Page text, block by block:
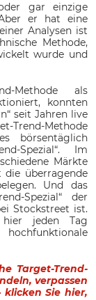
gar einzige
er hat eine
Analysen ist
Methode,
wurde und
Methode als
konnten
seit Jahren live
Trend-Methode
börsentäglich
Spezial“. Im
Märkte
überragende
Und das
Spezial“ der
Stockstreet ist.
hier jeden Tag
Target-Trend-
verpassen
Sie hier,